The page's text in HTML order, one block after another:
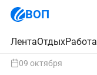
ВОП
ЛентаОтдыхРабота
09 октября